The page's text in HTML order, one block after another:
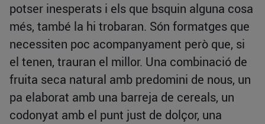
potser inesperats i els que bsquin alguna cosa
més, també la hi trobaran. Són formatges que
necessiten poc acompanyament però que, si
el tenen, trauran el millor. Una combinació de
fruita seca natural amb predomini de nous, un
pa elaborat amb una barreja de cereals, un
codonyat amb el punt just de dolçor, una